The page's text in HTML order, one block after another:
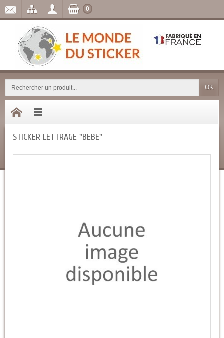
OK
0
STICKER LETTRAGE "BEBE"